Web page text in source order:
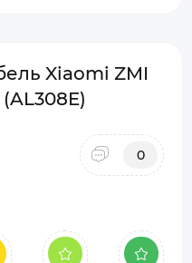
Xiaomi ZMI
0